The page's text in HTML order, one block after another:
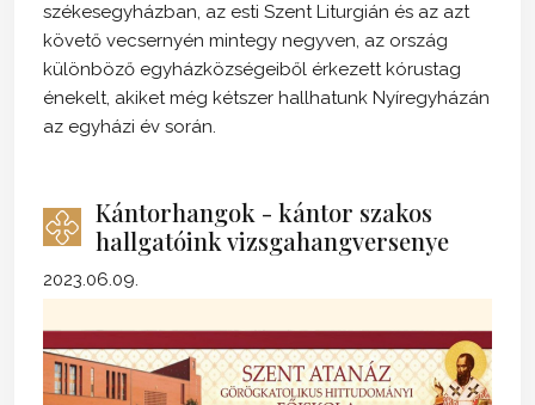
székesegyházban, az esti Szent Liturgián és az azt
követő vecsernyén mintegy negyven, az ország
különböző egyházközségeiből érkezett kórustag
énekelt, akiket még kétszer hallhatunk Nyíregyházán
az egyházi év során.
Kántorhangok - kántor szakos
hallgatóink vizsgahangversenye
2023.06.09.